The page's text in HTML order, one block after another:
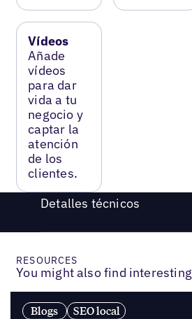
Vídeos
Añade
vídeos
para dar
vida a tu
negocio y
captar la
atención
de los
clientes.
Detalles técnicos
RESOURCES
You might also find interesting
Blogs SEO local